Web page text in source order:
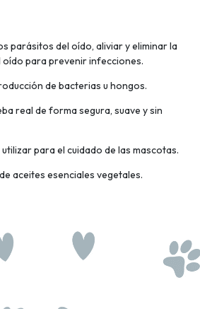
parásitos del oído, aliviar y eliminar la
oído para prevenir infecciones.
de bacterias u hongos.
real de forma segura, suave y sin
para el cuidado de las mascotas.
aceites esenciales vegetales.